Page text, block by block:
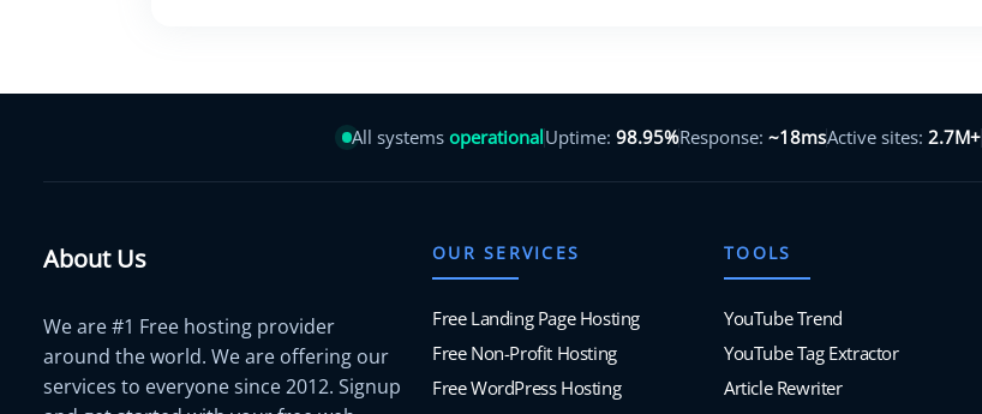
All systemsoperationalUptime:98.95%Response:~18msActive sites:2.7M+
About Us
We are #1 Free hosting provider
around the world. We are offering our
services to everyone since 2012. Signup
OUR SERVICES
Free Landing Page Hosting
Free Non-Profit Hosting
Free WordPress Hosting
TOOLS
YouTube Trend
YouTube Tag Extractor
Article Rewriter